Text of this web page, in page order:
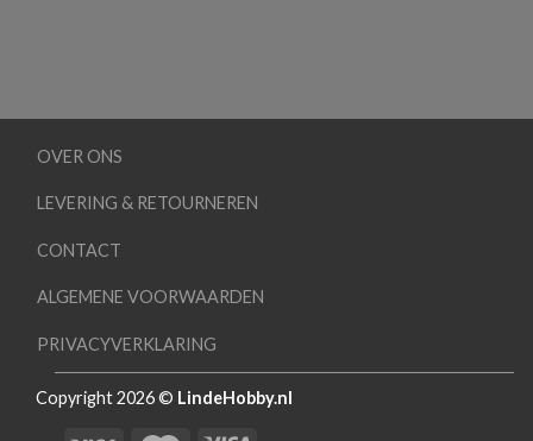
OVER ONS
LEVERING & RETOURNEREN
CONTACT
ALGEMENE VOORWAARDEN
PRIVACYVERKLARING
Copyright 2026 © LindeHobby.nl